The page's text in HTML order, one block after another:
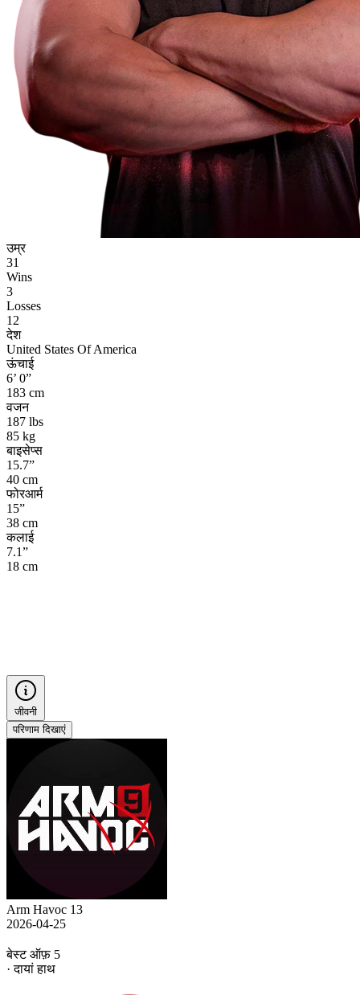
उम्र
31
Wins
3
Losses
12
देश
United States Of America
ऊंचाई
6’ 0”
183 cm
वजन
187 lbs
85 kg
बाइसेप्स
15.7”
40 cm
फोरआर्म
15”
38 cm
कलाई
7.1”
18 cm
जीवनी
परिणाम दिखाएं
Arm Havoc 13
2026-04-25
बेस्ट ऑफ़ 5
· दायां हाथ